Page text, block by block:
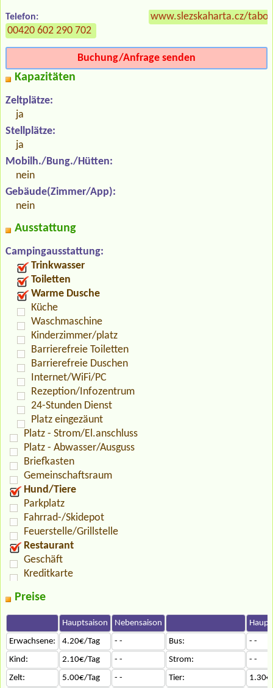
Telefon:
00420 602 290 702
www.slezskaharta.cz/
Buchung/Anfrage senden
Kapazitäten
Zeltplätze:
ja
Stellplätze:
ja
Mobilh./Bung./Hütten:
nein
Gebäude(Zimmer/App):
nein
Ausstattung
Campingausstattung:
Trinkwasser
Toiletten
Warme Dusche
Küche
Waschmaschine
Kinderzimmer/platz
Barrierefreie Toiletten
Barrierefreie Duschen
Internet/WiFi/PC
Rezeption/Infozentrum
24-Stunden Dienst
Platz eingezäunt
Platz - Strom/El.anschluss
Platz - Abwasser/Ausguss
Briefkasten
Gemeinschaftsraum
Hund/Tiere
Parkplatz
Fahrrad-/Skidepot
Feuerstelle/Grillstelle
Restaurant
Geschäft
Kreditkarte
Preise
Hauptsaison Nebensaison
Erwachsene:
4.20€/Tag - - Bus:
- -
Kind:
2.10€/Tag - - Strom:
- -
Zelt:
5.00€/Tag - - Tier: